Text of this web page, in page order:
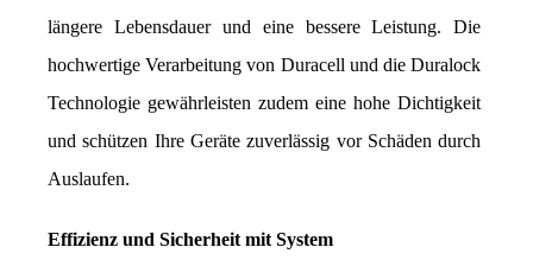
längere Lebensdauer und eine bessere Leistung. Die
hochwertige Verarbeitung von Duracell und die Duralock
Technologie gewährleisten zudem eine hohe Dichtigkeit
und schützen Ihre Geräte zuverlässig vor Schäden durch
Auslaufen.
Effizienz und Sicherheit mit System